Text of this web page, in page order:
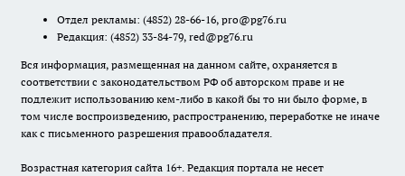
Отдел рекламы: (4852) 28-66-16, pro@pg76.ru
Редакция: (4852) 33-84-79, red@pg76.ru
Вся информация, размещенная на данном сайте, охраняется в
соответствии с законодательством РФ об авторском праве и не
подлежит использованию кем-либо в какой бы то ни было форме, в
том числе воспроизведению, распространению, переработке не иначе
как с письменного разрешения правообладателя.
Возрастная категория сайта 16+. Редакция портала не несет